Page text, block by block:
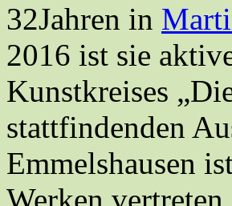
32Jahren in
2016 ist sie
Kunstkreises
stattfindenden
Emmelshausen
Werken